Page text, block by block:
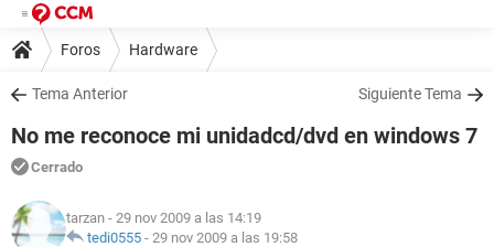
Foros Hardware
Tema Anterior Siguiente Tema
No me reconoce mi unidadcd/dvd en windows 7
Cerrado
tarzan - 29 nov 2009 a las 14:19
tedi0555 - 29 nov 2009 a las 19:58